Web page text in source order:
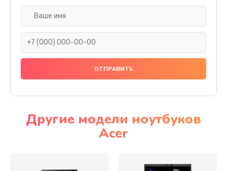
Ремонт подсветки
Настройка BIOS
Другие модели ноутбуков
Acer